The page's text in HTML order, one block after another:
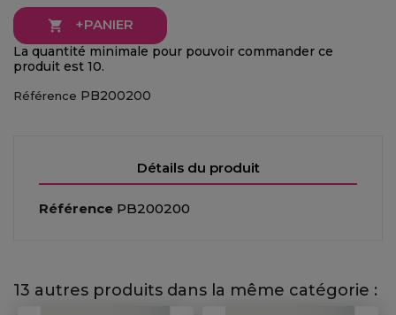
 +PANIER
La quantité minimale pour pouvoir commander ce
produit est 10.
Référence PB200200
Détails du produit
Référence PB200200
13 autres produits dans la même catégorie :